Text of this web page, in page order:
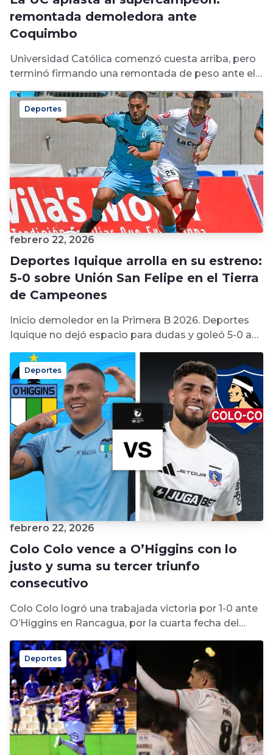
remontada demoledora ante
Coquimbo
Universidad Católica comenzó cuesta arriba, pero
terminó firmando una remontada de peso ante el
febrero 22, 2026
Deportes Iquique arrolla en su estreno:
5-0 sobre Unión San Felipe en el Tierra
de Campeones
Inicio demoledor en la Primera B 2026. Deportes
Iquique no dejó espacio para dudas y goleó 5-0 a
Unión San...
Deportes
febrero 22, 2026
Colo Colo vence a O’Higgins con lo
justo y suma su tercer triunfo
consecutivo
Colo Colo logró una trabajada victoria por 1-0 ante
O’Higgins en Rancagua, por la cuarta fecha del
Campeonato Nacional. El...
Deportes
Deportes